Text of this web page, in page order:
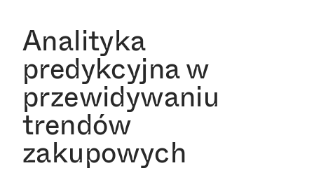
Analityka
predykcyjna w
przewidywaniu
trendów
zakupowych